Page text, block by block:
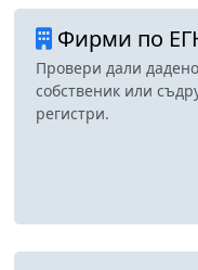
Фирми по
Провери дали
собственик или
регистри.